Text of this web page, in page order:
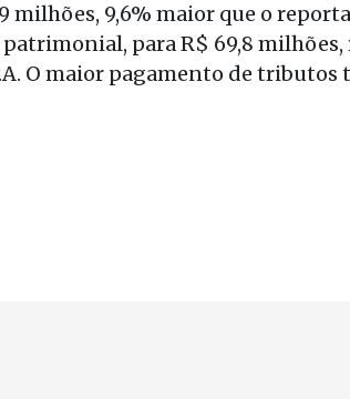
milhões, 9,6% maior que o
para R$ 69,8
O maior pagamento de